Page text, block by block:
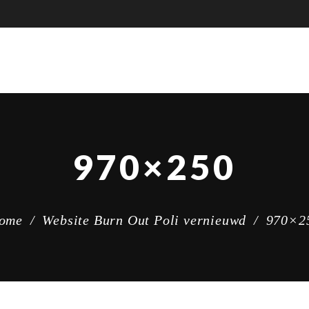
970×250
/ Website Burn Out Poli vernieuwd /